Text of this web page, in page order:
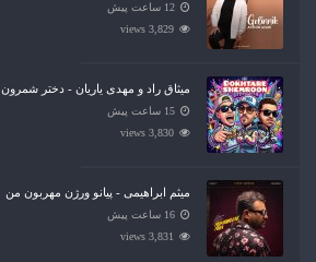
12 ساعت پیش
3,829 views
میثاق راد و مهدی یاریان - دختر شمرون
15 ساعت پیش
3,830 views
میثم ابراهیمی - پیانو ورژن مهربون من
16 ساعت پیش
3,831 views